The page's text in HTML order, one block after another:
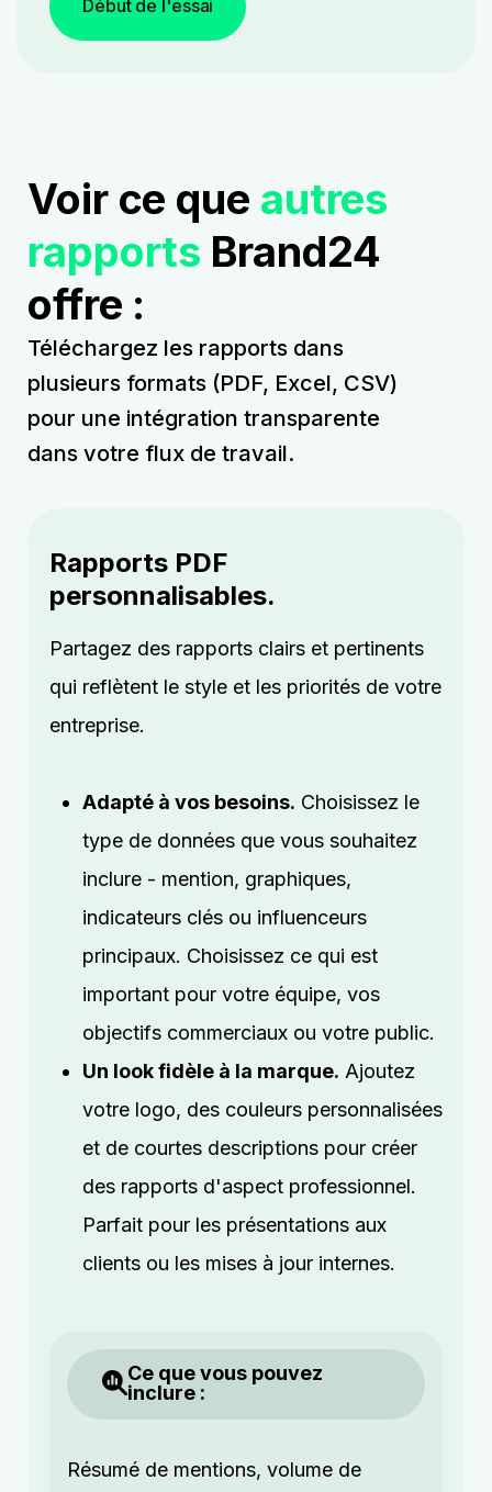
Début de l'essai
Voir ce que autres
rapports Brand24
offre :
Téléchargez les rapports dans
plusieurs formats (PDF, Excel, CSV)
pour une intégration transparente
dans votre flux de travail.
Rapports PDF
personnalisables.
Partagez des rapports clairs et pertinents
qui reflètent le style et les priorités de votre
entreprise.
Adapté à vos besoins. Choisissez le
type de données que vous souhaitez
inclure - mention, graphiques,
indicateurs clés ou influenceurs
principaux. Choisissez ce qui est
important pour votre équipe, vos
objectifs commerciaux ou votre public.
Un look fidèle à la marque. Ajoutez
votre logo, des couleurs personnalisées
et de courtes descriptions pour créer
des rapports d'aspect professionnel.
Parfait pour les présentations aux
clients ou les mises à jour internes.
Ce que vous pouvez
inclure :
Résumé de mentions, volume de